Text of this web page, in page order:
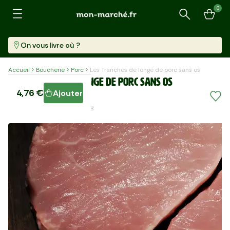
Recherche
0
On vous livre où ?
Accueil Boucherie Porc Les Tranches de longe de porc sans os
Les Tranches de longe de porc sans os
13,99 €/kg
4,76 € Ajouter